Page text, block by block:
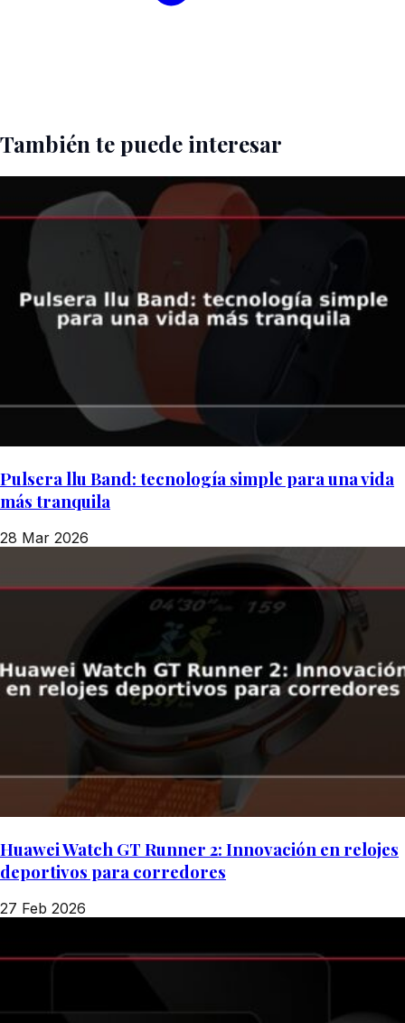
También te puede interesar
Pulsera llu Band: tecnología simple para una vida
más tranquila
28 Mar 2026
Huawei Watch GT Runner 2: Innovación en relojes
deportivos para corredores
27 Feb 2026